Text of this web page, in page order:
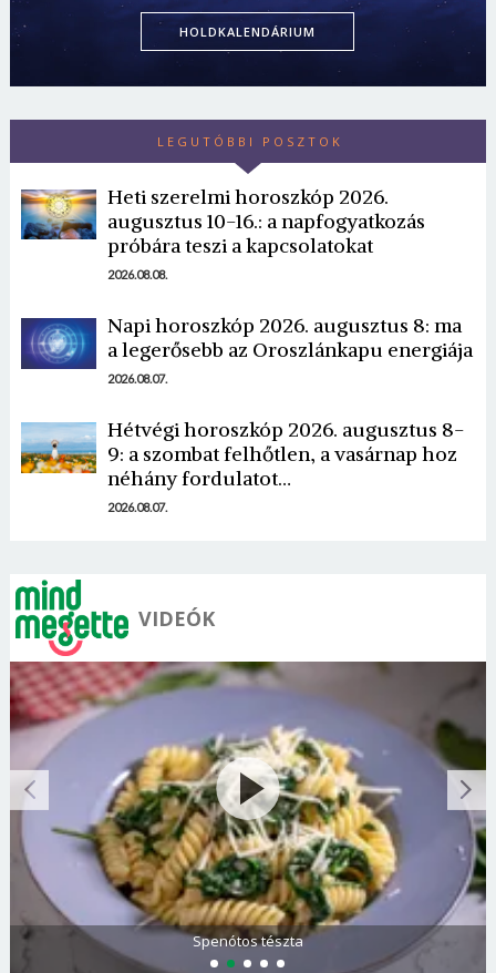
HOLDKALENDÁRIUM
LEGUTÓBBI POSZTOK
Heti szerelmi horoszkóp 2026.
augusztus 10-16.: a napfogyatkozás
próbára teszi a kapcsolatokat
2026.08.08.
Napi horoszkóp 2026. augusztus 8: ma
a legerősebb az Oroszlánkapu energiája
2026.08.07.
Hétvégi horoszkóp 2026. augusztus 8-
9: a szombat felhőtlen, a vasárnap hoz
néhány fordulatot…
2026.08.07.
VIDEÓK
Spenótos tészta
Borsonline bejelentkezés
E-mail cím vagy felhasználónév
Jelszó